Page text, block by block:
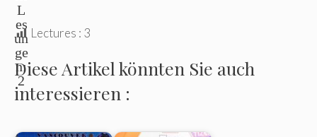
L
es
un
ge
n:
2
Lectures : 3
Diese Artikel könnten Sie auch
interessieren :